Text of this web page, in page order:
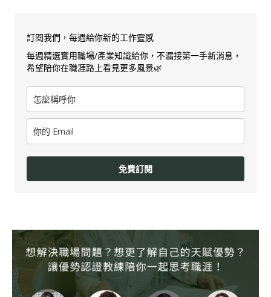
訂閱我們，每週給你新的工作靈感
每週精選實用職場/產業知識給你，不漏接第一手新消息，
希望陪你在職涯路上看見更多風景🌿
免費訂閱